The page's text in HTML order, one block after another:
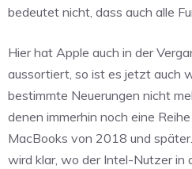
bedeutet nicht, dass auch alle
Hier hat Apple auch in der
aussortiert, so ist es jetzt auch
bestimmte Neuerungen nicht
denen immerhin noch eine
MacBooks von 2018 und
wird klar, wo der Intel-Nutzer in